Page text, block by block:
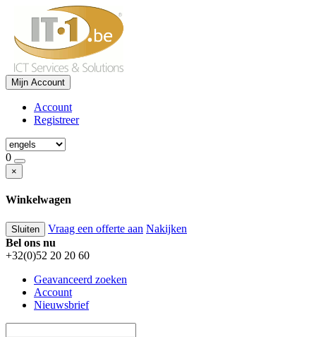
Mijn Account
Account
Registreer
0
×
Winkelwagen
Sluiten Vraag een offerte aan Nakijken
Bel ons nu
+32(0)52 20 20 60
Geavanceerd zoeken
Account
Nieuwsbrief